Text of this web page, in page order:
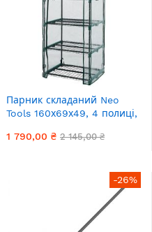
Парник складаний Neo
Tools 160х69х49, 4 полиці,
1 790,00 ₴ 2 145,00 ₴
-26%